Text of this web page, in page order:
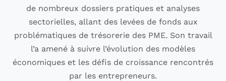
de nombreux dossiers pratiques et analyses
sectorielles, allant des levées de fonds aux
problématiques de trésorerie des PME. Son travail
l’a amené à suivre l’évolution des modèles
économiques et les défis de croissance rencontrés
par les entrepreneurs.